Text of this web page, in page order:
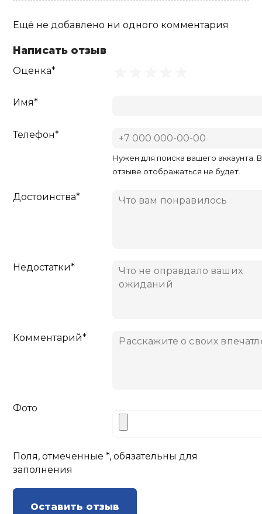
Ещё не добавлено ни одного комментария
Написать отзыв
Оценка*
Имя*
Телефон*
Нужен для поиска вашего аккаунта. В
отзыве отображаться не будет.
Достоинства*
Недостатки*
Комментарий*
Фото
Поля, отмеченные *, обязательны для
заполнения
Оставить отзыв